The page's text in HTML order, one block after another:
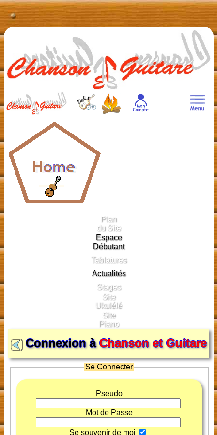
Plan
du Site
Espace
Débutant
Tablatures
Actualités
Stages
Site
Ukulélé
Site
Piano
Connexion àChanson et Guitare
Se Connecter
Pseudo
Mot de Passe
Se souvenir de moi